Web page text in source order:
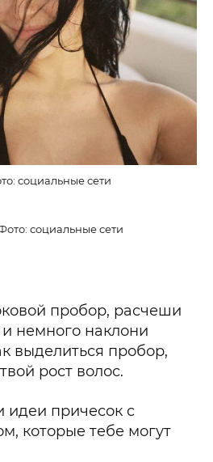
социальные сети
социальные сети
пробор, расчеши
немного наклони
выделиться пробор,
рост волос.
причесок с
которые тебе могут